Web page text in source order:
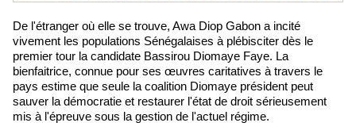
De l'étranger où elle se trouve, Awa Diop Gabon a incité
vivement les populations Sénégalaises à plébisciter dès le
premier tour la candidate Bassirou Diomaye Faye. La
bienfaitrice, connue pour ses œuvres caritatives à travers le
pays estime que seule la coalition Diomaye président peut
sauver la démocratie et restaurer l'état de droit sérieusement
mis à l'épreuve sous la gestion de l'actuel régime.